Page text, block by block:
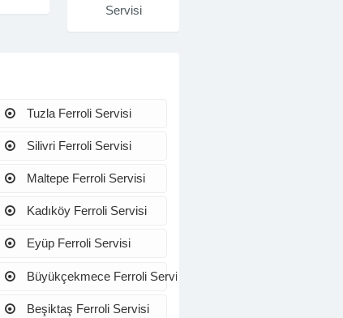
Servisi
Tuzla Ferroli Servisi
Silivri Ferroli Servisi
Maltepe Ferroli Servisi
Kadıköy Ferroli Servisi
Eyüp Ferroli Servisi
Büyükçekmece Ferroli Servisi
Beşiktaş Ferroli Servisi